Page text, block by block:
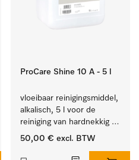
ProCare Shine 10 A - 5 l
vloeibaar reinigingsmiddel,
alkalisch, 5 l voor de
reiniging van hardnekkig
vuil op serviesgoed,
50,00 € excl. BTW